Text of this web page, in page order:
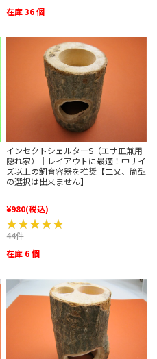
在庫 36 個
インセクトシェルターS（エサ皿兼用
隠れ家）｜レイアウトに最適！中サイ
ズ以上の飼育容器を推奨【二又、筒型
の選択は出来ません】
¥980(税込)
★★★★★
★★★★★
44件
在庫 6 個